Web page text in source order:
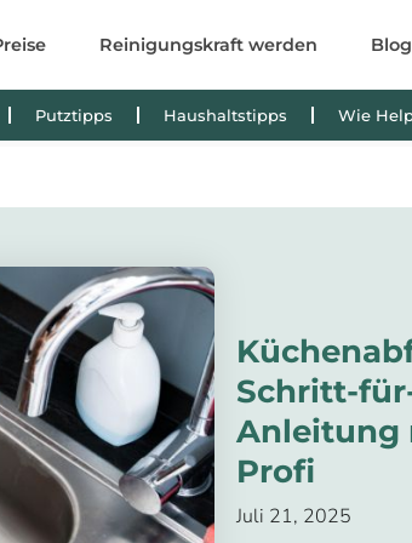
Reinigungskraft werden Blog
Putztipps Haushaltstipps Wie
Schritt-
Anleitung
Profi
Juli 21, 2025